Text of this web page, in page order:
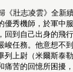
《壯志凌雲》全新
秀機師，於軍中
回到自己出身的飛
峻任務。他意想不
列上尉（米爾斯泰
痛苦的回憶所困